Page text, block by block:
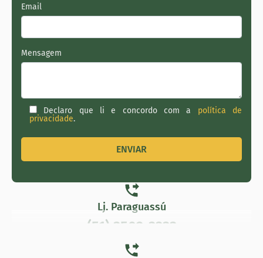
Email
Mensagem
Declaro que li e concordo com a política de
privacidade.
Lj. Paraguassú
(51) 3502-3333
(51) 3502-6533